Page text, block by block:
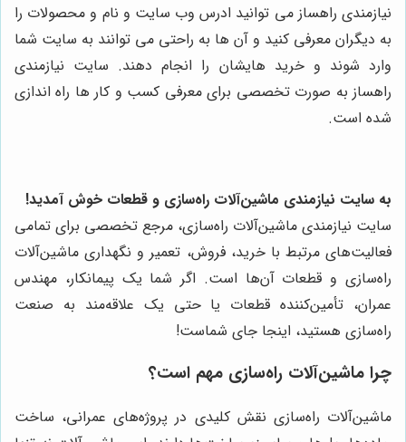
نیازمندی راهساز می توانید ادرس وب سایت و نام و محصولات را
به دیگران معرفی کنید و آن ها به راحتی می توانند به سایت شما
وارد شوند و خرید هایشان را انجام دهند. سایت نیازمندی
راهساز به صورت تخصصی برای معرفی کسب و کار ها راه اندازی
شده است.
به سایت نیازمندی ماشین‌آلات راه‌سازی و قطعات خوش آمدید!
سایت نیازمندی ماشین‌آلات راه‌سازی، مرجع تخصصی برای تمامی
فعالیت‌های مرتبط با خرید، فروش، تعمیر و نگهداری ماشین‌آلات
راه‌سازی و قطعات آن‌ها است. اگر شما یک پیمانکار، مهندس
عمران، تأمین‌کننده قطعات یا حتی یک علاقه‌مند به صنعت
راه‌سازی هستید، اینجا جای شماست!
چرا ماشین‌آلات راه‌سازی مهم است؟
ماشین‌آلات راه‌سازی نقش کلیدی در پروژه‌های عمرانی، ساخت